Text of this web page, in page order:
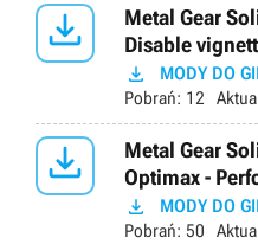

Metal Gear
Disable
 MODY DO
Pobrań: 12

Metal Gear
Optimax -
 MODY DO
Pobrań: 50